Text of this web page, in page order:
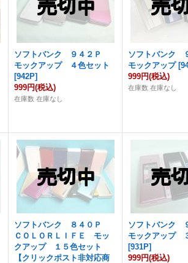
ソフトバンク ９４２Ｐ
モックアップ ４色セット
[942P]
999円(税込)
在庫数 在庫なし
ソフトバンク
モックアップ [
999円(税込)
在庫数 在庫なし
ソフトバンク ８４０Ｐ
ＣＯＬＯＲＬＩＦＥ モッ
クアップ １５色セット
【クリックポスト非対応商
ソフトバンク
モックアップ
[931P]
999円(税込)